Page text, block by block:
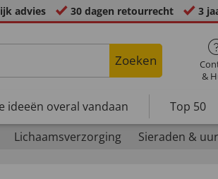
advies 30 dagen retourrecht 3
Zoeken
&
ideeën overal vandaan Top 50
Lichaamsverzorging Sieraden &